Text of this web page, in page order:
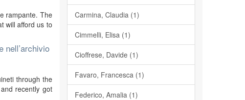
rampante. The
will afford us to
nell’archivio
through the
recently got
Carmina, Claudia (1)
Cimmelli, Elisa (1)
Cioffrese, Davide (1)
Favaro, Francesca (1)
Federico, Amalia (1)